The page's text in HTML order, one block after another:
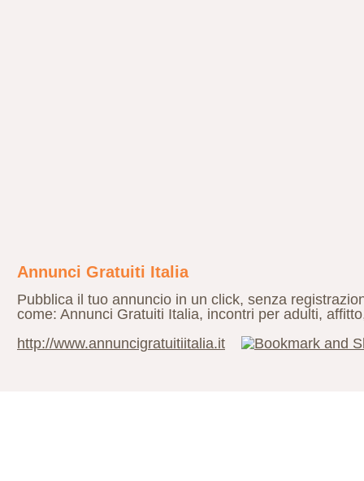
Annunci Gratuiti Italia
Pubblica il tuo annuncio in un click, senza
come: Annunci Gratuiti Italia, incontri per adulti,
http://www.annuncigratuitiitalia.it